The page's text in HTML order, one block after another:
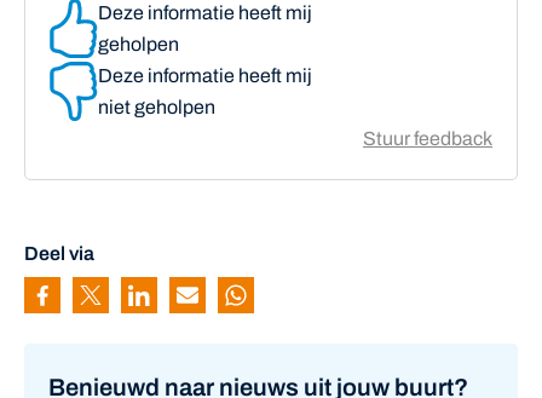
Deze informatie heeft mij
geholpen
Deze informatie heeft mij
niet geholpen
Stuur feedback
Deel via
Pagina delen via Facebook
Pagina delen via Twitter
Pagina delen via Linkedin
Pagina delen via Mail
Pagina delen via Whatsapp
Benieuwd naar nieuws uit jouw buurt?